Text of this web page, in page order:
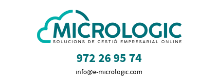
972 26 95 74
info@e-micrologic.com